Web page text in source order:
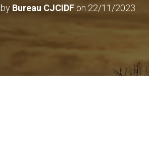
Bureau CJCIDF on 22/11/2023